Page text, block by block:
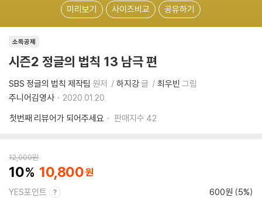
미리보기 사이즈비교 공유하기
소득공제
시즌2 정글의 법칙 13 남극 편
SBS 정글의 법칙 제작팀 원저 하지강글 최우빈 그림
주니어김영사
2020.01.20.
첫번째 리뷰어가 되어주세요
판매지수 42
12,000원
10 10,800
YES포인트 600원 (5%)